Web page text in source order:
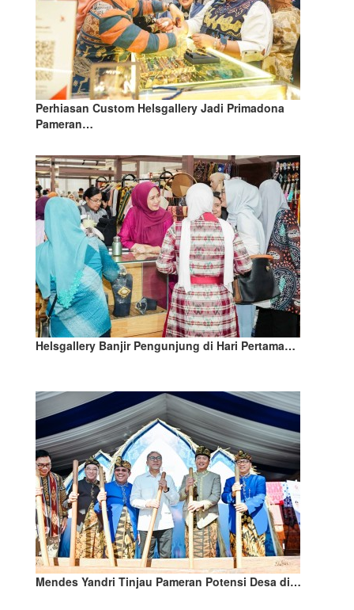
Perhiasan Custom Helsgallery Jadi Primadona
Pameran…
Helsgallery Banjir Pengunjung di Hari Pertama…
Mendes Yandri Tinjau Pameran Potensi Desa di…